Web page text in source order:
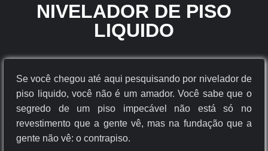
NIVELADOR DE PISO
LIQUIDO
Se você chegou até aqui pesquisando por nivelador de
piso liquido, você não é um amador. Você sabe que o
segredo de um piso impecável não está só no
revestimento que a gente vê, mas na fundação que a
gente não vê: o contrapiso.